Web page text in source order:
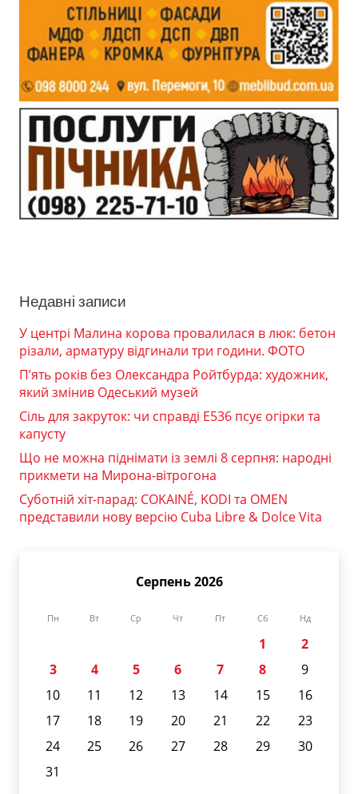
Недавні записи
У центрі Малина корова провалилася в люк: бетон
різали, арматуру відгинали три години. ФОТО
П’ять років без Олександра Ройтбурда: художник,
який змінив Одеський музей
Сіль для закруток: чи справді Е536 псує огірки та
капусту
Що не можна піднімати із землі 8 серпня: народні
прикмети на Мирона-вітрогона
Суботній хіт-парад: COKAINÉ, KODI та OMEN
представили нову версію Cuba Libre & Dolce Vita
Серпень 2026
Пн Вт Ср Чт Пт Сб Нд
1
2
3
4 5 6 7 8
9
10
11 12 13 14 15
16
17
18 19 20 21 22
23
24
25 26 27 28 29
30
31